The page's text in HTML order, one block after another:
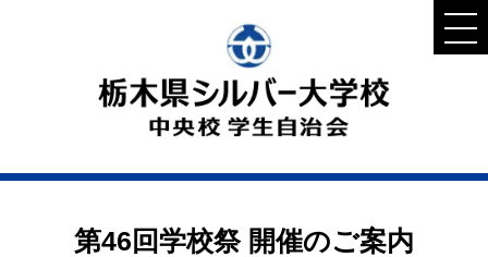
第46回学校祭 開催のご案内